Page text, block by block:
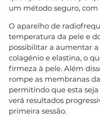
um método seguro, com
O aparelho de
temperatura da pele e
possibilitar a aumentar
colagénio e elastina, o
firmeza à pele. Além
rompe as membranas
permitindo que esta
verá resultados
primeira sessão.